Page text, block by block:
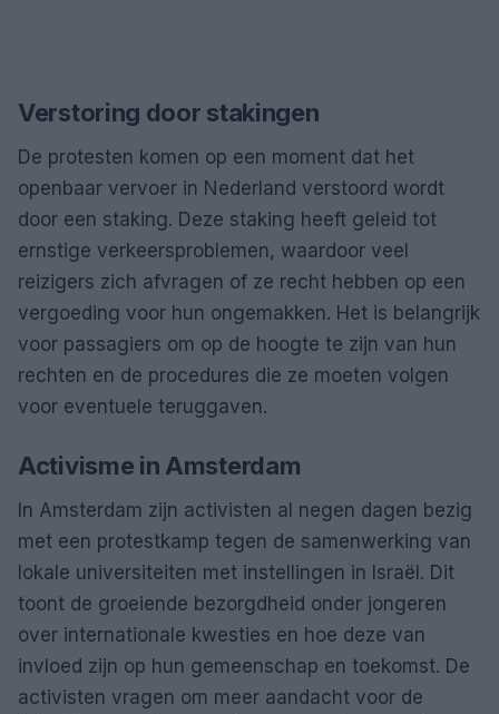
Verstoring door stakingen
De protesten komen op een moment dat het
openbaar vervoer in Nederland verstoord wordt
door een staking. Deze staking heeft geleid tot
ernstige verkeersproblemen, waardoor veel
reizigers zich afvragen of ze recht hebben op een
vergoeding voor hun ongemakken. Het is belangrijk
voor passagiers om op de hoogte te zijn van hun
rechten en de procedures die ze moeten volgen
voor eventuele teruggaven.
Activisme in Amsterdam
In Amsterdam zijn activisten al negen dagen bezig
met een protestkamp tegen de samenwerking van
lokale universiteiten met instellingen in Israël. Dit
toont de groeiende bezorgdheid onder jongeren
over internationale kwesties en hoe deze van
invloed zijn op hun gemeenschap en toekomst. De
activisten vragen om meer aandacht voor de